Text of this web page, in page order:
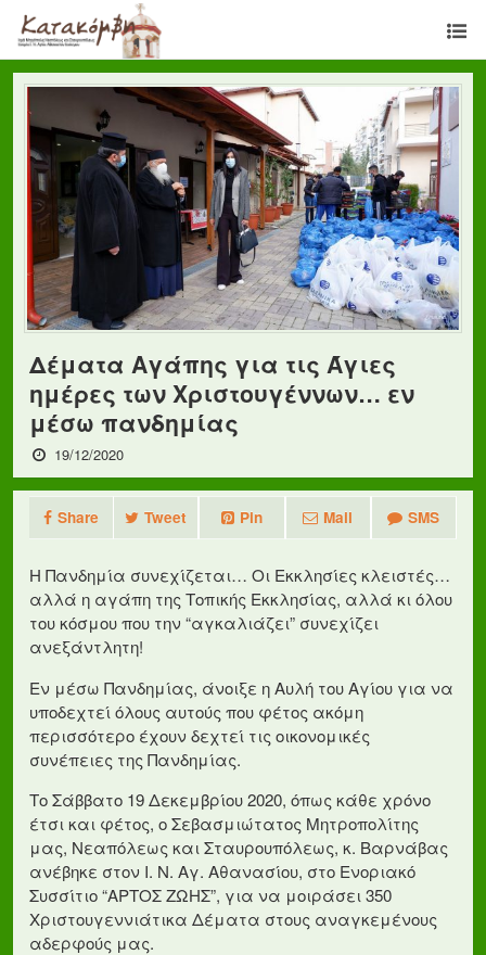
Δέματα Αγάπης για τις Άγιες
ημέρες των Χριστουγέννων… εν
μέσω πανδημίας
19/12/2020
Share Tweet Pin Mail SMS
Η Πανδημία συνεχίζεται… Οι Εκκλησίες κλειστές…
αλλά η αγάπη της Τοπικής Εκκλησίας, αλλά κι όλου
του κόσμου που την “αγκαλιάζει” συνεχίζει
ανεξάντλητη!
Εν μέσω Πανδημίας, άνοιξε η Αυλή του Αγίου για να
υποδεχτεί όλους αυτούς που φέτος ακόμη
περισσότερο έχουν δεχτεί τις οικονομικές
συνέπειες της Πανδημίας.
Το Σάββατο 19 Δεκεμβρίου 2020, όπως κάθε χρόνο
έτσι και φέτος, ο Σεβασμιώτατος Μητροπολίτης
μας, Νεαπόλεως και Σταυρουπόλεως, κ. Βαρνάβας
ανέβηκε στον Ι. Ν. Αγ. Αθανασίου, στο Ενοριακό
Συσσίτιο “ΑΡΤΟΣ ΖΩΗΣ”, για να μοιράσει 350
Χριστουγεννιάτικα Δέματα στους αναγκεμένους
αδερφούς μας.